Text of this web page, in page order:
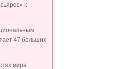
к
47 больших
мира